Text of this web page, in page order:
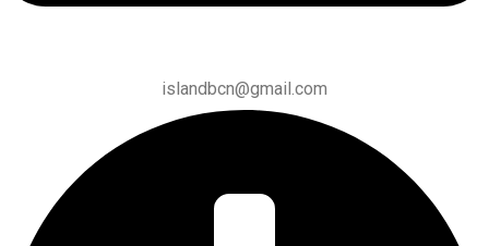
islandbcn@gmail.com